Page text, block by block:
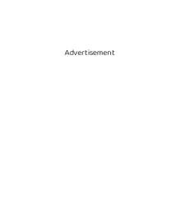
Advertisement